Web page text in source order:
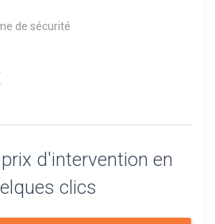
de sécurité
d'intervention en
clics